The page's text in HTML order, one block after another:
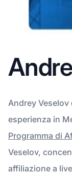
Andrey
esperienza in
Programma di
Veselov,
affiliazione a